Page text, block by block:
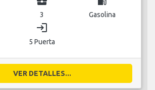
3 Gasolina
login
5 Puerta
VER DETALLES...